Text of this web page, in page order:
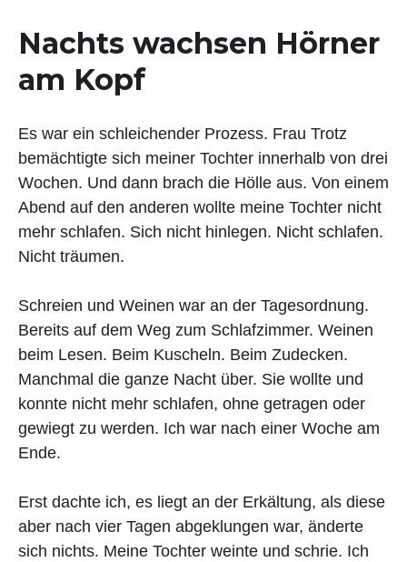
Nachts wachsen Hörner
am Kopf
Es war ein schleichender Prozess. Frau Trotz
bemächtigte sich meiner Tochter innerhalb von drei
Wochen. Und dann brach die Hölle aus. Von einem
Abend auf den anderen wollte meine Tochter nicht
mehr schlafen. Sich nicht hinlegen. Nicht schlafen.
Nicht träumen.
Schreien und Weinen war an der Tagesordnung.
Bereits auf dem Weg zum Schlafzimmer. Weinen
beim Lesen. Beim Kuscheln. Beim Zudecken.
Manchmal die ganze Nacht über. Sie wollte und
konnte nicht mehr schlafen, ohne getragen oder
gewiegt zu werden. Ich war nach einer Woche am
Ende.
Erst dachte ich, es liegt an der Erkältung, als diese
aber nach vier Tagen abgeklungen war, änderte
sich nichts. Meine Tochter weinte und schrie. Ich